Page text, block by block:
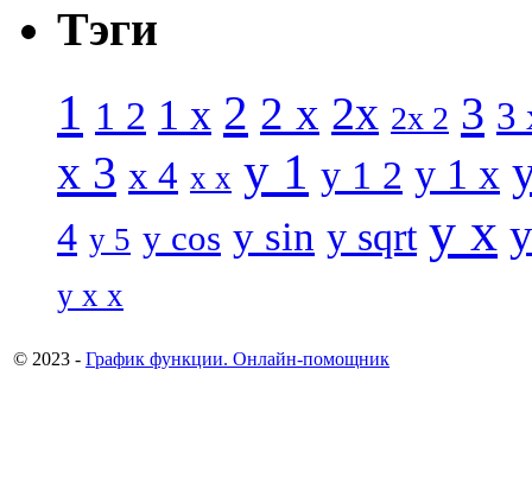
Тэги
1 1 2 1 x 2 2 x 2x 2x 2 3 3
x 3 x 4 x x y 1 y 1 2 y 1 x
4 y 5 y cos y sin y sqrt y x
y x x
© 2023 - График функции. Онлайн-помощник